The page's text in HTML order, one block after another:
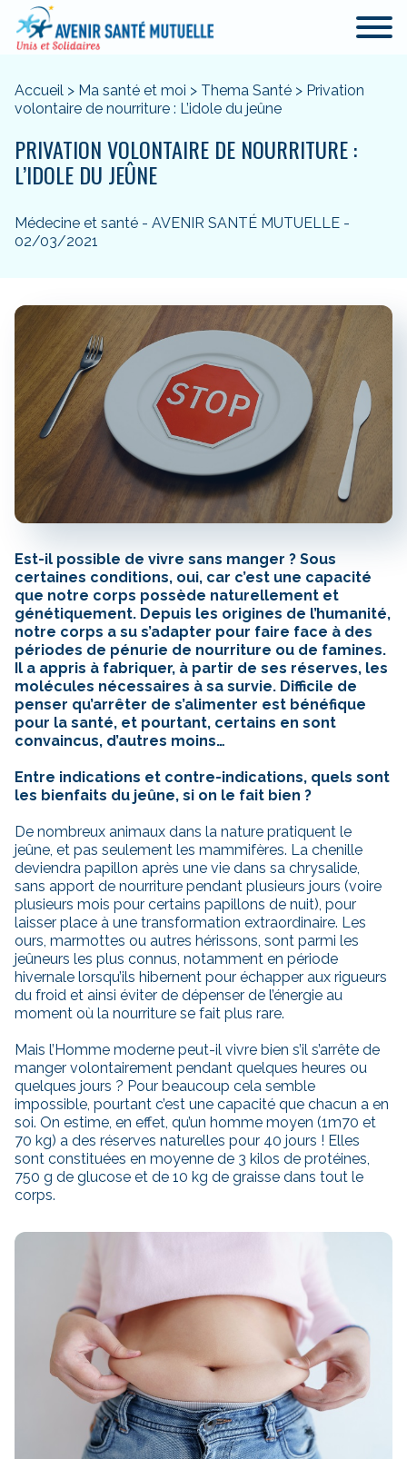
Accueil > Ma santé et moi > Thema Santé > Privation
volontaire de nourriture : L’idole du jeûne
PRIVATION VOLONTAIRE DE NOURRITURE :
L’IDOLE DU JEÛNE
Médecine et santé - AVENIR SANTÉ MUTUELLE -
02/03/2021
Est-il possible de vivre sans manger ? Sous
certaines conditions, oui, car c’est une capacité
que notre corps possède naturellement et
génétiquement. Depuis les origines de l’humanité,
notre corps a su s’adapter pour faire face à des
périodes de pénurie de nourriture ou de famines.
Il a appris à fabriquer, à partir de ses réserves, les
molécules nécessaires à sa survie. Difficile de
penser qu’arrêter de s’alimenter est bénéfique
pour la santé, et pourtant, certains en sont
convaincus, d’autres moins…
Entre indications et contre-indications, quels sont
les bienfaits du jeûne, si on le fait bien ?
De nombreux animaux dans la nature pratiquent le
jeûne, et pas seulement les mammifères. La chenille
deviendra papillon après une vie dans sa chrysalide,
sans apport de nourriture pendant plusieurs jours (voire
plusieurs mois pour certains papillons de nuit), pour
laisser place à une transformation extraordinaire. Les
ours, marmottes ou autres hérissons, sont parmi les
jeûneurs les plus connus, notamment en période
hivernale lorsqu’ils hibernent pour échapper aux rigueurs
du froid et ainsi éviter de dépenser de l’énergie au
moment où la nourriture se fait plus rare.
Mais l’Homme moderne peut-il vivre bien s’il s’arrête de
manger volontairement pendant quelques heures ou
quelques jours ? Pour beaucoup cela semble
impossible, pourtant c’est une capacité que chacun a en
soi. On estime, en effet, qu’un homme moyen (1m70 et
70 kg) a des réserves naturelles pour 40 jours ! Elles
sont constituées en moyenne de 3 kilos de protéines,
750 g de glucose et de 10 kg de graisse dans tout le
corps.